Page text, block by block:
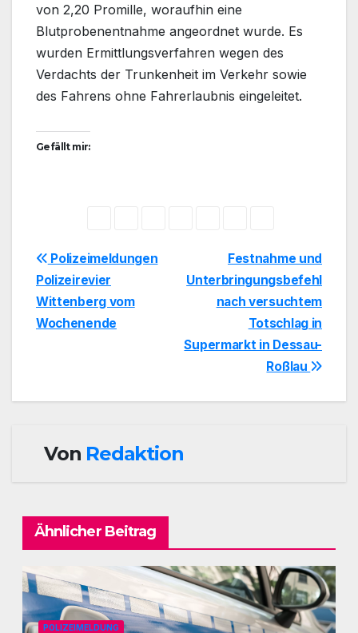
von 2,20 Promille, woraufhin eine
Blutprobenentnahme angeordnet wurde. Es
wurden Ermittlungsverfahren wegen des
Verdachts der Trunkenheit im Verkehr sowie
des Fahrens ohne Fahrerlaubnis eingeleitet.
Gefällt mir:
BeitragsnavigationFestnahme und
Unterbringungsbefehl
nach versuchtem
Totschlag in
Supermarkt in Dessau-
Roßlau
Polizeimeldungen
Polizeirevier
Wittenberg vom
Wochenende
Von Redaktion
Ähnlicher Beitrag
POLIZEIMELDUNG